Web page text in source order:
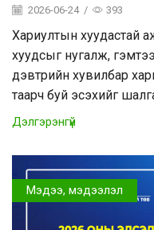
2026-06-24 / 393
Хариултын хуудастай
хуудсыг нугалж,
дэвтрийн хувилбар
таарч буй эсэхийг
Дэлгэрэнгүй
Мэдээ, мэдээлэл